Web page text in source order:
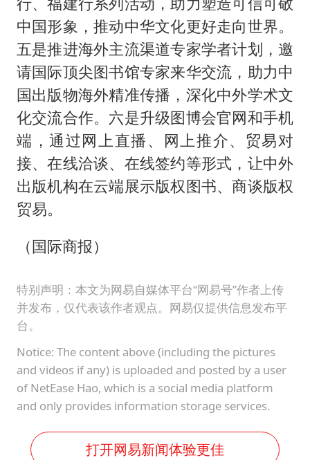
中国形象，推动中华文化更好走向世界。
五是推进海外主流渠道专家学者计划，邀
请国际顶尖图书馆专家来华交流，助力中
国出版物海外精准传播，深化中外学术文
化交流合作。六是升级图博会官网和手机
端，通过网上直播、网上推介、贸易对
接、在线洽谈、在线签约等形式，让中外
出版机构在云端展示版权图书、商谈版权
贸易。
（国际商报）
特别声明：本文为网易自媒体平台“网易号”作者上传
并发布，仅代表该作者观点。网易仅提供信息发布平
台。
Notice: The content above (including the pictures
and videos if any) is uploaded and posted by a user
of NetEase Hao, which is a social media platform
and only provides information storage services.
打开网易新闻体验更佳